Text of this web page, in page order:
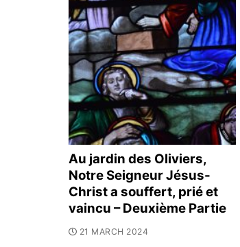
Au jardin des Oliviers,
Notre Seigneur Jésus-
Christ a souffert, prié et
vaincu – Deuxième Partie
21 MARCH 2024